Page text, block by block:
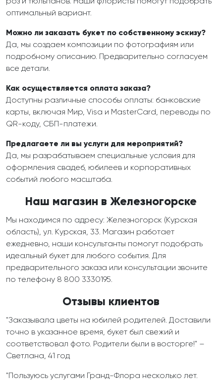
оптимальный вариант.
Можно ли заказать букет по собственному эскизу?
Да, мы создаем композиции по фотографиям или
подробному описанию. Предварительно согласуем
все детали.
Как осуществляется оплата заказа?
Доступны различные способы оплаты: банковские
карты, включая Мир, Visa и MasterCard, переводы по
QR-коду, СБП-платежи.
Предлагаете ли вы услуги для мероприятий?
Да, мы разрабатываем специальные условия для
оформления свадеб, юбилеев и корпоративных
событий любого масштаба.
Наш магазин в Железногорске
Мы находимся по адресу: Железногорск (Курская
область), ул. Курская, 33. Магазин работает
ежедневно, наши консультанты помогут подобрать
идеальный букет для любого события. Для
предварительного заказа или консультации звоните
по телефону 8 800 3330195.
Отзывы клиентов
"Заказывала цветы на юбилей родителей. Доставили
точно в указанное время, букет был свежий и
соответствовал фото. Родители были в восторге!" –
Светлана, 41 год
"Пользуюсь услугами Гранд-Флора несколько лет.